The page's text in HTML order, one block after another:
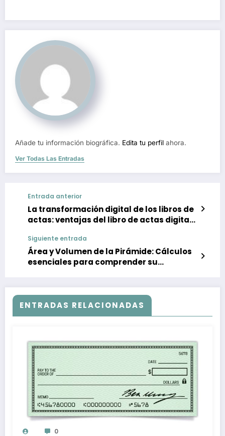
Añade tu información biográfica. Edita tu perfil ahora.
Ver Todas Las Entradas
Entrada anterior
La transformación digital de los libros de
actas: ventajas del libro de actas digital
Siguiente entrada
Área y Volumen de la Pirámide: Cálculos
esenciales para comprender su
ENTRADAS RELACIONADAS
0